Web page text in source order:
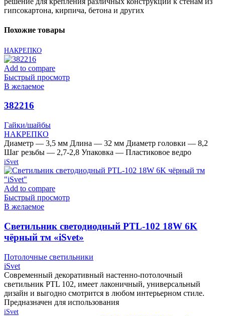
гипсокартона, кирпича, бетона и других
Похожие товары
НАКРЕПКО
Add to compare
Быстрый просмотр
В желаемое
382216
Гайки/шайбы
НАКРЕПКО
Диаметр — 3,5 мм Длина — 32 мм Диаметр головки — 8,2
Шаг резьбы — 2,7-2,8 Упаковка — Пластиковое ведро
iSvet
Add to compare
Быстрый просмотр
В желаемое
Cветильник светодиодный PTL-102 18W 6K
чёрный тм «iSvet»
Потолочные светильники
iSvet
Современный декоративный настенно-потолочный
светильник PTL 102, имеет лаконичный, универсальный
дизайн и выгодно смотрится в любом интерьерном стиле.
Предназначен для использования
iSvet